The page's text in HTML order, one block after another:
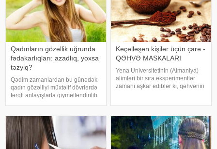
Qadınların gözəllik uğrunda
fədakarlıqları: azadlıq, yoxsa
təzyiq?
Qədim zamanlardan bu günədək
qadın gözəlliyi müxtəlif dövrlərdə
fərqli anlayışlarla qiymətləndirilib.
bədənlərinə, zahiri görünüşlərinə
və şəxsi seçimlərinə münasibətin
Keçəlləşən kişilər üçün çarə -
QƏHVƏ MASKALARI
Yena Universitetinin (Almaniya)
alimləri bir sıra eksperimentlər
zamanı aşkar ediblər ki, qəhvənin
yeni saçların əmələ gəlməs